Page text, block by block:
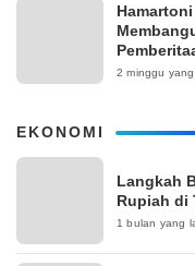
2 minggu
EKONOMI
Langkah
Rupiah di
1 bulan yang